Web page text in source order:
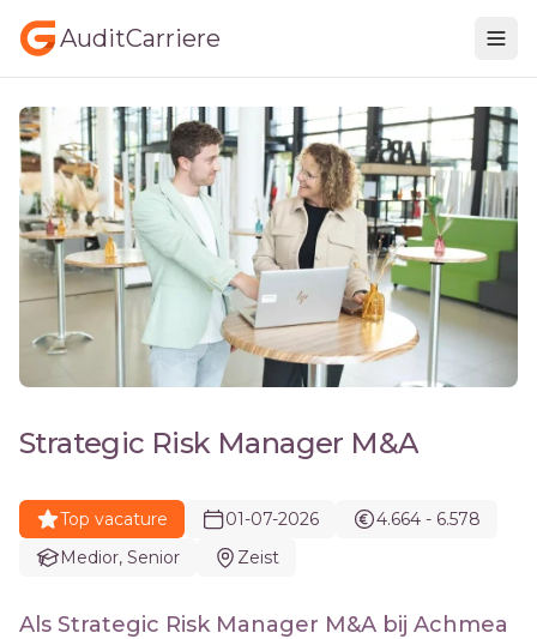
AuditCarriere
Strategic Risk Manager M&A
Top vacature 01-07-2026
4.664 - 6.578
Medior, Senior
Zeist
Als Strategic Risk Manager M&A bij Achmea